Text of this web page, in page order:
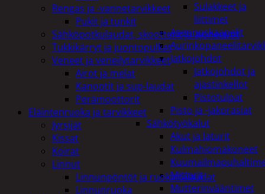
Sulakkeet ja
liittimet
Asennuskaapelit
Jatkojohdot
Jatkojohdot ja
ajastinkellot
Pistotulpat
Pisto ja -jakorasiat
Sähkötyökalut
Akut ja laturit
Kulmahiomakoneet
Mittarit
Mutterinvääntimet
Rengas ja -vannetarvikkeet
Pukit ja tunkit
Sähköpotkulaudat, skootterit ja ajoneuvot
Tukkikärryt ja juontopulkat
Veneet ja veneilytarvikkeet
Airot ja melat
Kanootit ja sup-laudat
Perämoottorit
Eläintenruoka ja tarvikkeet
Jyrsijät
Kissat
Koirat
Linnut
Linnunpöntöt ja ruokintalaudat
Linnunruoka